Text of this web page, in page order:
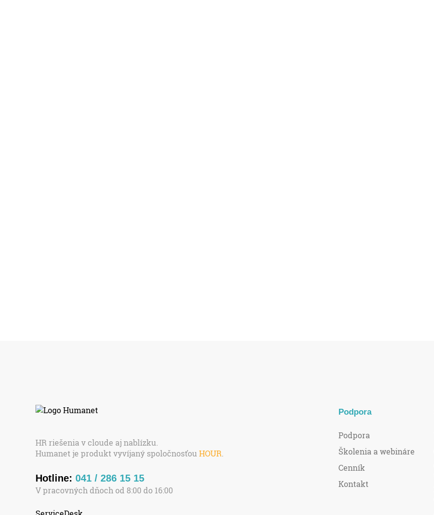
HR riešenia v cloude aj nablízku.
Humanet je produkt vyvíjaný spoločnosťou HOUR
Hotline: 041 / 286 15 15
V pracovných dňoch od 8:00 do 16:00
Podpora
Podpora
Školenia a webináre
Cenník
Kontakt